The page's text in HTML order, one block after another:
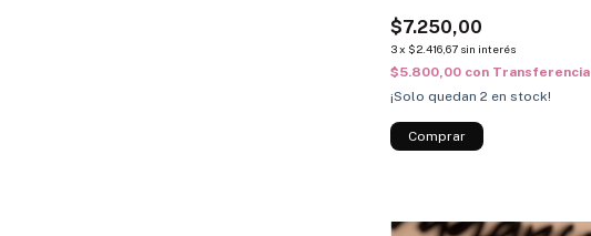
$7.250,00
3x $2.416,67 sin interés
$5.800,00 con Transferencia
¡Solo quedan2 en stock!